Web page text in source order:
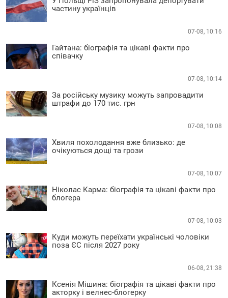
частину українців
07-08, 10:16
Гайтана: біографія та цікаві факти про
співачку
07-08, 10:14
За російську музику можуть запровадити
штрафи до 170 тис. грн
07-08, 10:08
Хвиля похолодання вже близько: де
очікуються дощі та грози
07-08, 10:07
Ніколас Карма: біографія та цікаві факти про
блогера
07-08, 10:03
Куди можуть переїхати українські чоловіки
поза ЄС після 2027 року
06-08, 21:38
Ксенія Мішина: біографія та цікаві факти про
акторку і велнес-блогерку